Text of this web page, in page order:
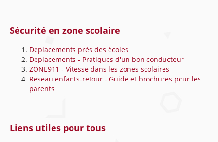
Sécurité en zone scolaire
Déplacements près des écoles
Déplacements - Pratiques d'un bon conducteur
ZONE911 - Vitesse dans les zones scolaires
Réseau enfants-retour - Guide et brochures pour les
parents
Liens utiles pour tous